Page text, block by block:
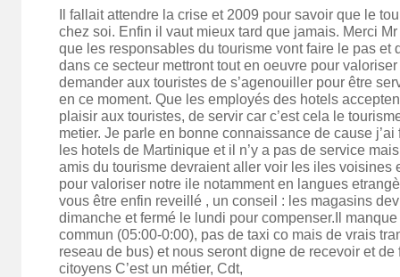
Il fallait attendre la crise et 2009 pour savoir que le
chez soi. Enfin il vaut mieux tard que jamais. Merci Mr
que les responsables du tourisme vont faire le pas et
dans ce secteur mettront tout en oeuvre pour
demander aux touristes de s’agenouiller pour être
en ce moment. Que les employés des hotels
plaisir aux touristes, de servir car c’est cela le
metier. Je parle en bonne connaissance de cause
les hotels de Martinique et il n’y a pas de service
amis du tourisme devraient aller voir les iles voisines
pour valoriser notre ile notamment en langues
vous être enfin reveillé , un conseil : les magasins
dimanche et fermé le lundi pour compenser.Il
commun (05:00-0:00), pas de taxi co mais de vrais
reseau de bus) et nous seront digne de recevoir et
citoyens C’est un métier, Cdt,